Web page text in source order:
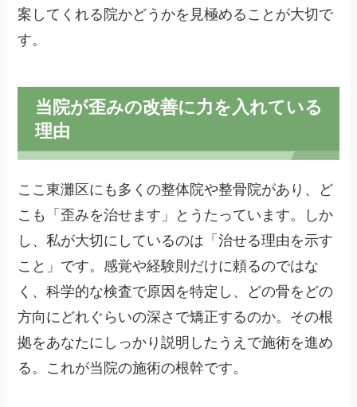
案してくれる院かどうかを見極めることが大切で
す。
当院が歪みの改善に力を入れている
理由
ここ東灘区にも多くの整体院や整骨院があり、ど
こも「歪みを治せます」とうたっています。しか
し、私が大切にしているのは「治せる理由を示す
こと」です。感覚や経験則だけに頼るのではな
く、科学的な検査で原因を特定し、どの骨をどの
方向にどれぐらいの深さで矯正するのか。その根
拠をあなたにしっかり説明したうえで施術を進め
る。これが当院の施術の根幹です。